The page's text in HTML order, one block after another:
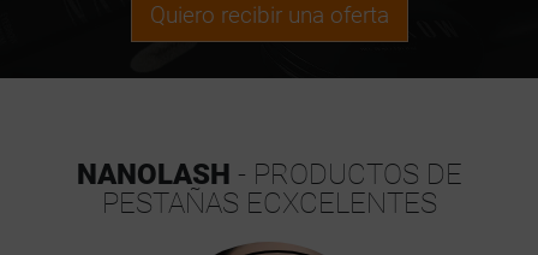
Quiero recibir una oferta
NANOLASH - PRODUCTOS DE
PESTAÑAS ECXCELENTES